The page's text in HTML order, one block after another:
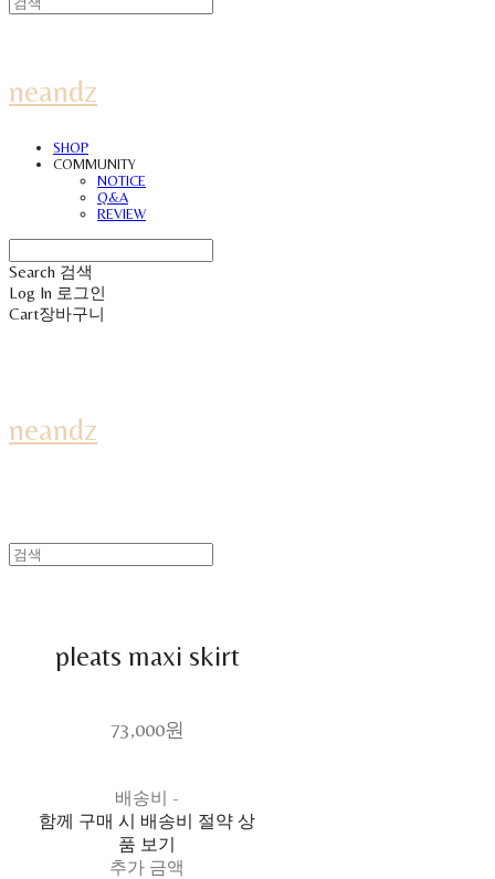
neandz
SHOP
COMMUNITY
NOTICE
Q&A
REVIEW
Search 검색
Log In 로그인
Cart장바구니
neandz
pleats maxi skirt
73,000원
배송비 -
함께 구매 시 배송비 절약 상
품 보기
추가 금액